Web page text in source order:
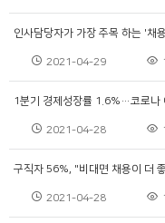
인사담당자가 가장 주목 하는 '채
2021-04-29
1분기 경제성장률 1.6%…코로나
2021-04-28
구직자 56%, "비대면 채용이 더
2021-04-28